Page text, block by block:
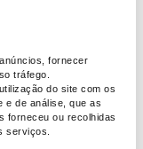
fornecer
tráfego.
do site com os
e de análise, que as
forneceu ou recolhidas
serviços.
de
e
sejam
de atenção